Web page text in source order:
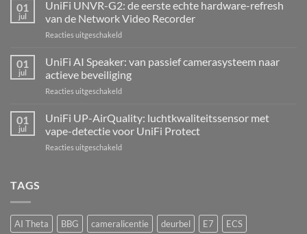
Kit:
centrale
voor
inbraaksensoren
01
jul
UniFi UNVR-G2: de eerste echte hardware-refresh
van de Network Video Recorder
Reacties uitgeschakeldvoor
de
eerste
hardware-
refresh
de
01
jul
UniFi AI Speaker: van passief camerasysteem naar
actieve beveiliging
Reacties uitgeschakeldvoor
Speaker:
van
passief
01
jul
UniFi UP-AirQuality: luchtkwaliteitssensor met
vape-detectie voor UniFi Protect
Reacties uitgeschakeldvoor
vape-
detectie
TAGS
AI Theta BBG cameralicentie deurbel E7
ECS